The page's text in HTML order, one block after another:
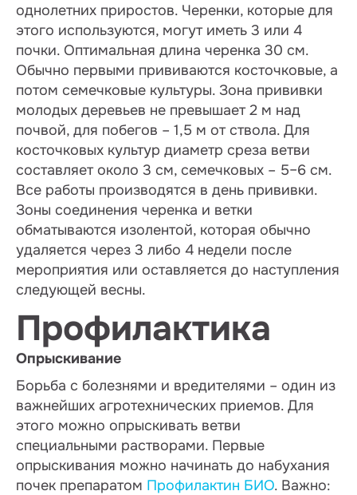
однолетних приростов. Черенки, которые для
этого используются, могут иметь 3 или 4
почки. Оптимальная длина черенка 30 см.
Обычно первыми прививаются косточковые, а
потом семечковые культуры. Зона прививки
молодых деревьев не превышает 2 м над
почвой, для побегов – 1,5 м от ствола. Для
косточковых культур диаметр среза ветви
составляет около 3 см, семечковых – 5–6 см.
Все работы производятся в день прививки.
Зоны соединения черенка и ветки
обматываются изолентой, которая обычно
удаляется через 3 либо 4 недели после
мероприятия или оставляется до наступления
следующей весны.
Профилактика
Опрыскивание
Борьба с болезнями и вредителями – один из
важнейших агротехнических приемов. Для
этого можно опрыскивать ветви
специальными растворами. Первые
опрыскивания можно начинать до набухания
почек препаратом Профилактин БИО. Важно: